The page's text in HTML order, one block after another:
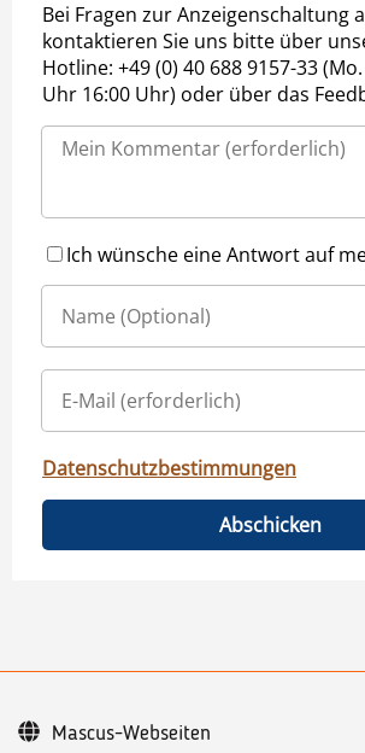
Bei Fragen zur Anzeigenschaltung
kontaktieren Sie uns bitte über
Hotline: +49 (0) 40 688 9157-33
Uhr 16:00 Uhr) oder über das
Ich wünsche eine Antwort auf
Datenschutzbestimmungen
Abschicken
Mascus-Webseiten